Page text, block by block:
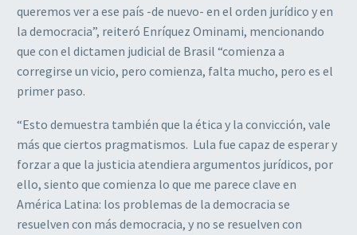
queremos ver a ese país -de nuevo- en el orden jurídico y en
la democracia”, reiteró Enríquez Ominami, mencionando
que con el dictamen judicial de Brasil “comienza a
corregirse un vicio, pero comienza, falta mucho, pero es el
primer paso.
“Esto demuestra también que la ética y la convicción, vale
más que ciertos pragmatismos. Lula fue capaz de esperar y
forzar a que la justicia atendiera argumentos jurídicos, por
ello, siento que comienza lo que me parece clave en
América Latina: los problemas de la democracia se
resuelven con más democracia, y no se resuelven con